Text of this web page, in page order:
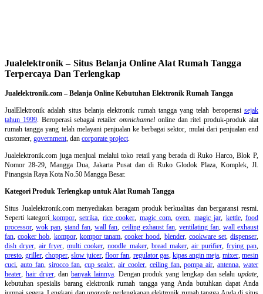
Jualelektronik – Situs Belanja Online Alat Rumah Tangga
Terpercaya Dan Terlengkap
Jualelektronik.com – Belanja Online Kebutuhan Elektronik Rumah Tangga
JualElektronik adalah situs belanja elektronik rumah tanggayang telah beroperasisejak
tahun 1999. Beroperasi sebagai retaileromnichannel online dan ritel produk-produk alat
rumah tangga yang telah melayani penjualan ke berbagai sektor, mulai dari penjualan end
customer, government, dan corporate project.
Jualelektronik.com juga menjual melalui toko retail yang berada di Ruko Harco, Blok P,
Nomor 28-29, Mangga Dua, Jakarta Pusat dan di Ruko Glodok Plaza, Komplek, Jl.
Pinangsia Raya Kota No.50 Mangga Besar.
Kategori Produk Terlengkap untuk Alat Rumah Tangga
Situs Jualelektronik.com menyediakan beragam produk berkualitas dan bergaransi resmi.
Seperti kategori kompor,setrika, rice cooker, magic com,oven, magic jar, kettle,food
processor,wok pan,stand fan,wall fan, ceiling exhaust fan, ventilating fan, wall exhaust
fan,cooker hob, kompor, kompor tanam,cooker hood, blender, cookware set,dispenser,
dish dryer,air fryer,multi cooker,noodle maker, bread maker, air purifier, frying pan,
presto,griller,chopper,slow juicer,floor fan, regulator gas, kipas angin meja, mixer,mesin
cuci, auto fan, sirocco fan,cup sealer,air cooler, ceiling fan,pompa air,antenna,water
heater, hair dryer, dan banyak lainnya. Dengan produk yang lengkap dan selalu update,
kebutuhan spesialis barang elektronik rumah tangga yang Anda butuhkan dapat Anda